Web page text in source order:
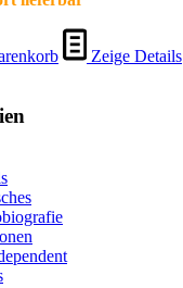
Zeige Details